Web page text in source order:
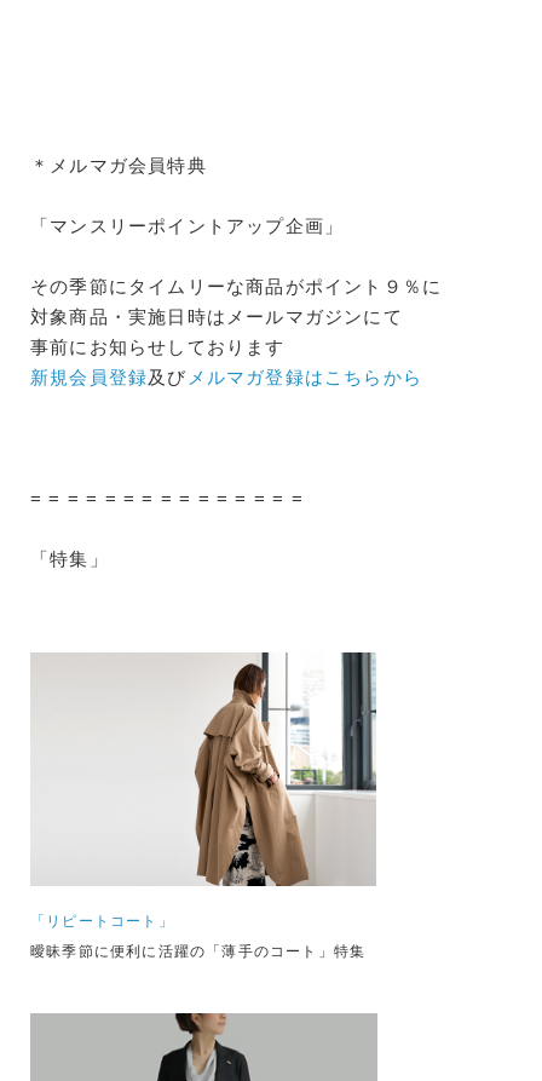
＊メルマガ会員特典
「マンスリーポイントアップ企画」
その季節にタイムリーな商品がポイント９％に
対象商品・実施日時はメールマガジンにて
事前にお知らせしております
新規会員登録及び メルマガ登録はこちらから
= = = = = = = = = = = = = = =
「特集」
「リピートコート」
曖昧季節に便利に活躍の「薄手のコート」特集